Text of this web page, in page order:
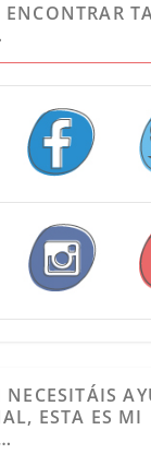
ENCONTRAR
ESTA ES MI